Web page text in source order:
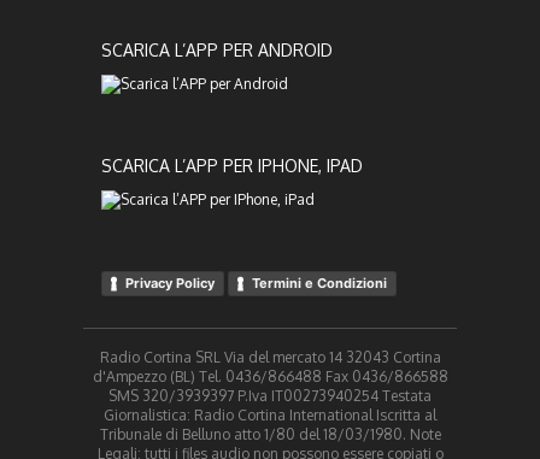
SCARICA L’APP PER ANDROID
SCARICA L’APP PER IPHONE, IPAD
Privacy Policy Termini e Condizioni
Radio Cortina SRL Via del mercato 14 32043 Cortina
d'Ampezzo (BL) Tel. 0436/866488 Fax 0436/866588
SMS 320/3939397 P.Iva IT00273940254 Testata
Giornalistica: Radio Cortina International Iscritta al
Tribunale di Belluno atto 1/80 del 18/03/1980. Note
Legali: tutti i files audio non possono essere copiati o